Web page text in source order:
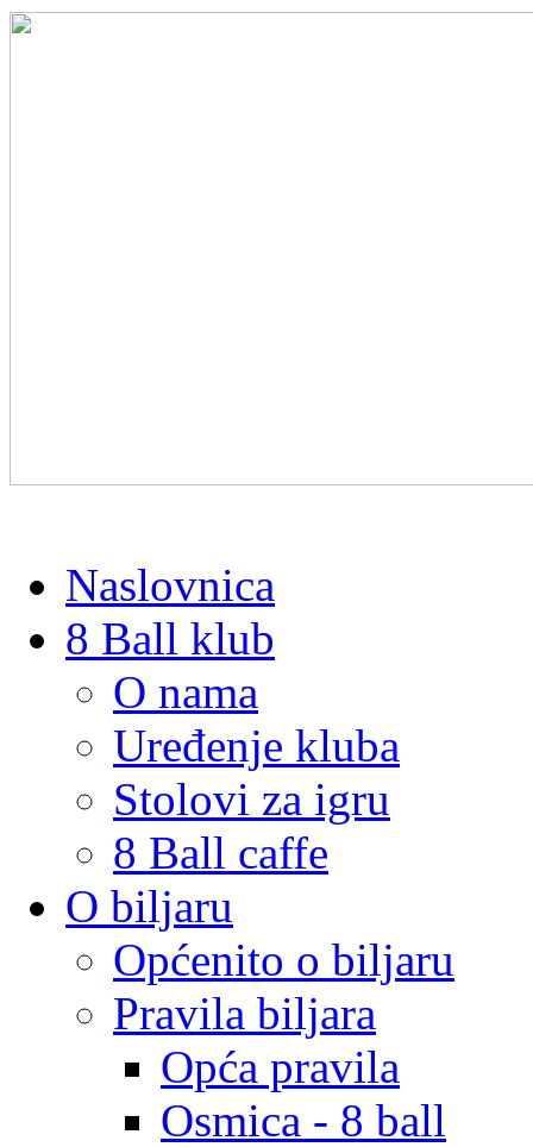
Naslovnica
8 Ball klub
O nama
Uređenje kluba
Stolovi za igru
8 Ball caffe
O biljaru
Općenito o biljaru
Pravila biljara
Opća pravila
Osmica - 8 ball